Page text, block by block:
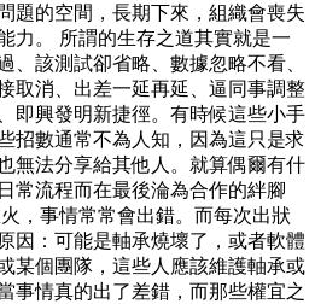
題的空間，長期下來，組織會喪失
力。 所謂的生存之道其實就是一
、該測試卻省略、數據忽略不看、
取消、出差一延再延、逼同事調整
即興發明新捷徑。有時候這些小手
招數通常不為人知，因為這只是求
無法分享給其他人。就算偶爾有什
常流程而在最後淪為合作的絆腳
，事情常常會出錯。而每次出狀
因：可能是軸承燒壞了，或者軟體
某個團隊，這些人應該維護軸承或
事情真的出了差錯，而那些權宜之